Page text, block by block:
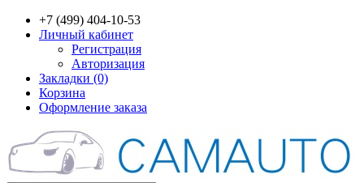
+7 (499) 404-10-53
Личный кабинет
Регистрация
Авторизация
Закладки (0)
Корзина
Оформление заказа